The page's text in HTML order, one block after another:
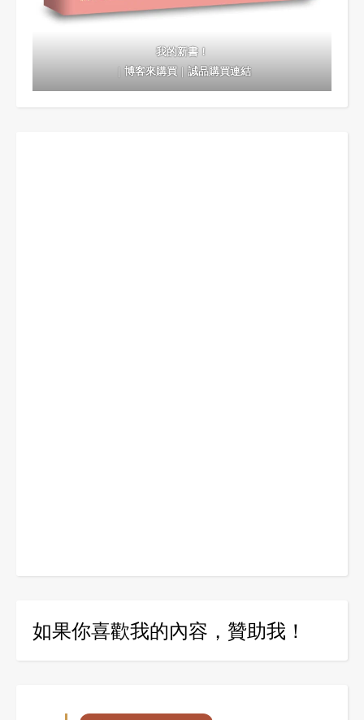
我的新書！
｜博客來購買｜誠品購買連結
如果你喜歡我的內容，贊助我！